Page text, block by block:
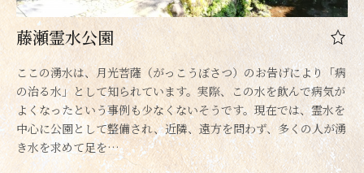
藤瀬霊水公園
ここの湧水は、月光菩薩（がっこうぼさつ）のお告げにより「病
の治る水」として知られています。実際、この水を飲んで病気が
よくなったという事例も少なくないそうです。現在では、霊水を
中心に公園として整備され、近隣、遠方を問わず、多くの人が湧
き水を求めて足を…